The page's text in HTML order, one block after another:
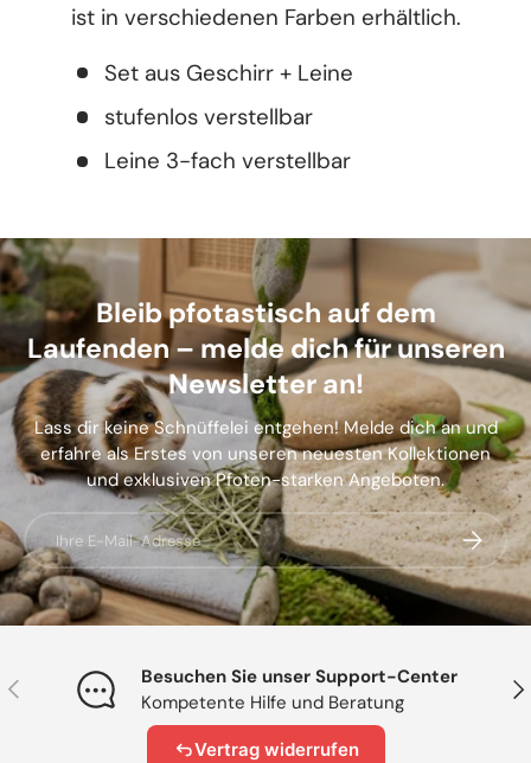
ist in verschiedenen Farben erhältlich.
Set aus Geschirr + Leine
stufenlos verstellbar
Leine 3-fach verstellbar
Bleib pfotastisch auf dem
Laufenden – melde dich für unseren
Newsletter an!
Lass dir keine Schnüffelei entgehen! Melde dich an und
erfahre als Erstes von unseren neuesten Kollektionen
und exklusiven Pfoten-starken Angeboten.
Vorherige
Besuchen Sie unser Support-Center
Kompetente Hilfe und Beratung
Vertrag widerrufen